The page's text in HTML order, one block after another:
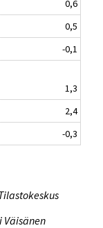
0,6
0,5
-0,1
1,3
2,4
-0,3
Väisänen